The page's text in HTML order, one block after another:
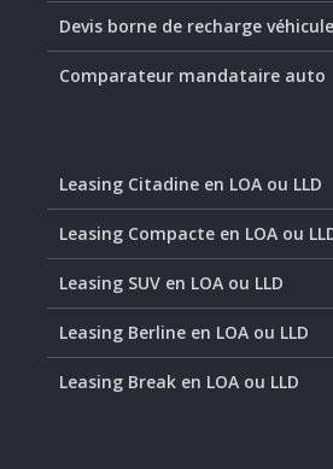
Devis borne de recharge
Comparateur mandataire auto
Leasing Citadine en LOA ou LLD
Leasing Compacte en LOA ou
Leasing SUV en LOA ou LLD
Leasing Berline en LOA ou LLD
Leasing Break en LOA ou LLD